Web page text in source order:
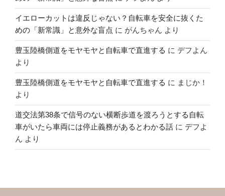
イエローカットは違反じゃない？自転車を安全に抜くた
めの「新常識」と意外な盲点 に がんちゃん より
豊玉陸橋側道をモヤモヤと自転車で直進する に デフよん
より
豊玉陸橋側道をモヤモヤと自転車で直進する に まじか！
より
道交法第38条で信号のない横断歩道を渡ろうとする自転
車がいたら車両には停止義務があるとわかる話 に デフよ
ん より